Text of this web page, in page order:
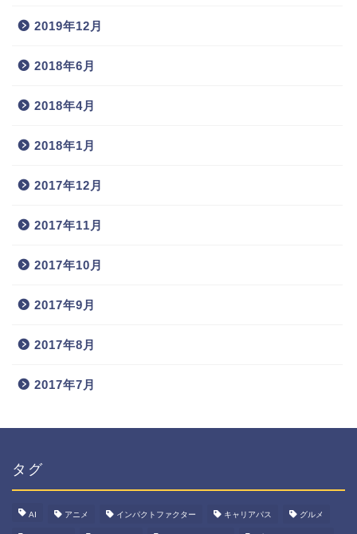
2019年12月
2018年6月
2018年4月
2018年1月
2017年12月
2017年11月
2017年10月
2017年9月
2017年8月
2017年7月
タグ
AI アニメ インパクトファクター キャリアパス グルメ